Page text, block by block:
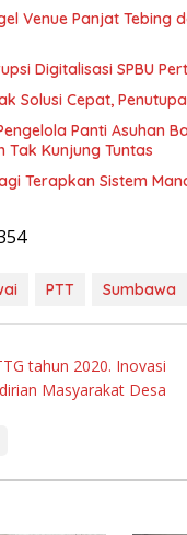
Venue Panjat Tebing
Digitalisasi SPBU
Solusi Cepat,
Panti Asuhan
Tak Kunjung Tuntas
Terapkan Sistem
PTT Sumbawa
tahun 2020. Inovasi
Masyarakat Desa